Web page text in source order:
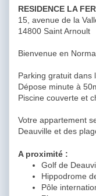
RESIDENCE LA
15, avenue de la
14800 Saint Arnoult
Bienvenue en
Parking gratuit dans
Dépose minute à
Piscine couverte et
Votre appartement
Deauville et des
A proximité :
Golf de
Hippodrome
Pôle